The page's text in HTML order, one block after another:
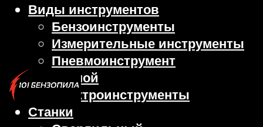
Виды инструментов
Бензоинструменты
Измерительные инструменты
Пневмоинструмент
Ручной
Электроинструменты
Станки